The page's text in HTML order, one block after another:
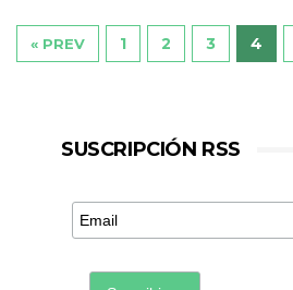
« PREV 1 2 3 4
SUSCRIPCIÓN RSS